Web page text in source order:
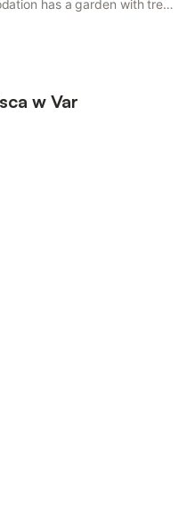
has a garden with trees
2 steps from the sea
...w Var